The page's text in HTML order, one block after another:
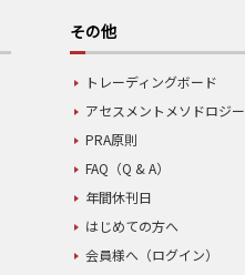
その他
トレーディングボード
アセスメントメソドロジー
PRA原則
FAQ（Q & A）
年間休刊日
はじめての方へ
会員様へ（ログイン）